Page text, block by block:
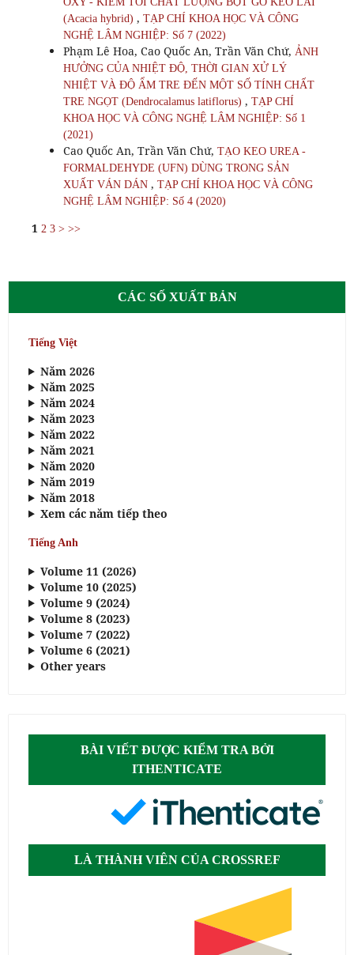
(Acacia hybrid) , TẠP CHÍ KHOA HỌC VÀ CÔNG
NGHỆ LÂM NGHIỆP: Số 7 (2022)
Phạm Lê Hoa, Cao Quốc An, Trần Văn Chứ, ẢNH
HƯỞNG CỦA NHIỆT ĐỘ, THỜI GIAN XỬ LÝ
NHIỆT VÀ ĐỘ ẨM TRE ĐẾN MỘT SỐ TÍNH CHẤT
TRE NGỌT (Dendrocalamus latiflorus) , TẠP CHÍ
KHOA HỌC VÀ CÔNG NGHỆ LÂM NGHIỆP: Số 1
(2021)
Cao Quốc An, Trần Văn Chứ, TẠO KEO UREA -
FORMALDEHYDE (UFN) DÙNG TRONG SẢN
XUẤT VÁN DÁN , TẠP CHÍ KHOA HỌC VÀ CÔNG
NGHỆ LÂM NGHIỆP: Số 4 (2020)
1 2 3 > >>
CÁC SỐ XUẤT BẢN
Tiếng Việt
Năm 2026
Năm 2025
Năm 2024
Năm 2023
Năm 2022
Năm 2021
Năm 2020
Năm 2019
Năm 2018
Xem các năm tiếp theo
Tiếng Anh
Volume 11 (2026)
Volume 10 (2025)
Volume 9 (2024)
Volume 8 (2023)
Volume 7 (2022)
Volume 6 (2021)
Other years
BÀI VIẾT ĐƯỢC KIỂM TRA BỞI
ITHENTICATE
LÀ THÀNH VIÊN CỦA CROSSREF